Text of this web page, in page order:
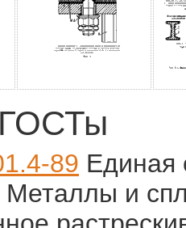
89 Единая
Металлы и